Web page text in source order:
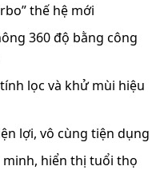
thế hệ mới
360 độ bằng công
lọc và khử mùi hiệu
lợi, vô cùng tiện dụng
hiển thị tuổi thọ